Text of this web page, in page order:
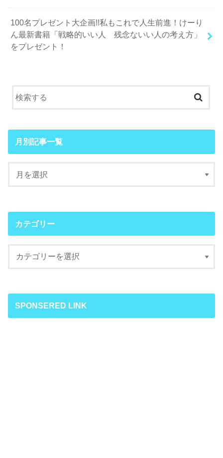
100名プレゼント大企画!!私もこれで人生前進！けーり
ん最新書籍「戦略的いい人 残念ないい人の考え方」
をプレゼント！
月別記事一覧
カテゴリー
SPONSERED LINK